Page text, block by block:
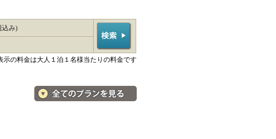
込み)
示の料金は大人１泊１名様当たりの料金です
料金・宿泊プラン一覧へ